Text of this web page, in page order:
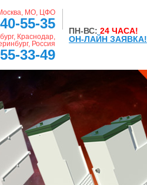
ПН-ВС: 24 ЧАСА!
ОН-ЛАЙН ЗАЯВКА!
МО, ЦФО
55-35
Краснодар,
Россия
33-49